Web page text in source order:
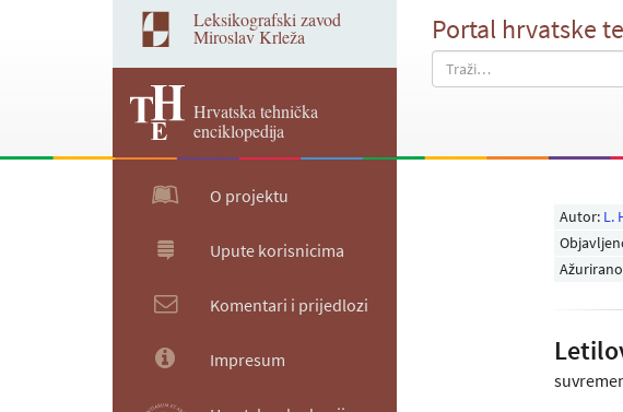
Leksikografski zavod
Miroslav Krleža
Hrvatska tehnička
enciklopedija
Portal hrvatske
O projektu
Upute korisnicima
Komentari i prijedlozi
Impresum
Autor: L.